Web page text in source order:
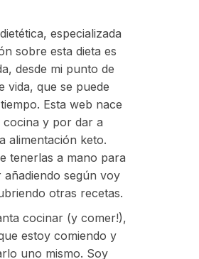
especializada
sobre esta dieta es
desde mi punto de
vida, que se puede
Esta web nace
y por dar a
alimentación keto.
tenerlas a mano para
según voy
otras recetas.
cocinar (y comer!),
estoy comiendo y
uno mismo. Soy